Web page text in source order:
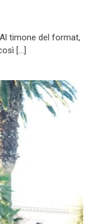
timone del format,
[…]